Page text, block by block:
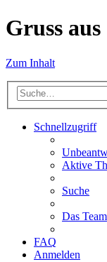
Gruss
Zum Inhalt
Schnellzugriff
Aktive
Suche
Das Team
FAQ
Anmelden